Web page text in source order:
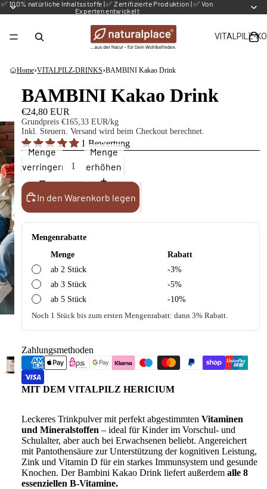
✅ 100% natürliche Inhaltsstoffe | ✅ Zertifizierte Produktion | ✅ Von
Experten entwickelt
VITALPILZ-
Home›VITALPILZ-DRINKS›BAMBINI Kakao Drink
BAMBINI Kakao Drink
€24,80 EUR
Grundpreis €165,33 EUR/kg
Inkl. Steuern. Versand wird beim Checkout berechnet.
1 Bewertung
Menge
verringern
Menge
erhöhen
In den Warenkorb legen
Mengenrabatte
Menge
Rabatt
ab 2 Stück
-3%
ab 3 Stück
-5%
ab 5 Stück
-10%
Noch 1 Stück bis zum ersten Mengenrabatt: dann 3% Rabatt.
Zahlungsmethoden
MIT DEM VITALPILZ HERICIUM
Leckeres Trinkpulver mit perfekt abgestimmten Vitaminen
und Mineralstoffen – ideal für Kinder im Vorschul- und
Schulalter, aber auch bei Erwachsenen beliebt. Angereichert
mit Pantothensäure zur Unterstützung der kognitiven Leistung,
Zink und Vitamin D für ein starkes Immunsystem und gesunde
Knochen. Der Bambini Kakao Drink liefert außerdem alle 8
essenziellen B-Vitamine.